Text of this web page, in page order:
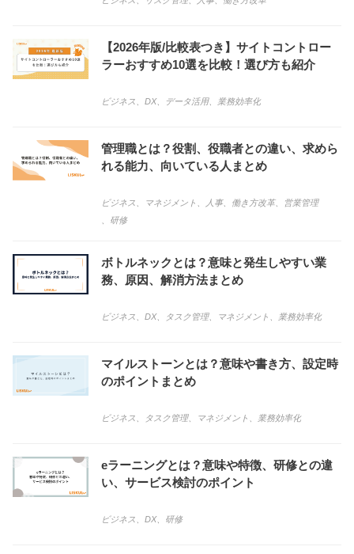
【2026年版/比較表つき】サイトコントロー
ラーおすすめ10選を比較！選び方も紹介
ビジネス DX、 データ活用、 業務効率化
管理職とは？役割、役職者との違い、求めら
れる能力、向いている人まとめ
ビジネス マネジメント 人事、 働き方改革、
営業管理
研修
ボトルネックとは？意味と発生しやすい業
務、原因、解消方法まとめ
ビジネス DX、 タスク管理、 マネジメント 業務効率化
マイルストーンとは？意味や書き方、設定時
のポイントまとめ
ビジネス タスク管理、 マネジメント 業務効率化
eラーニングとは？意味や特徴、研修との違
い、サービス検討のポイント
ビジネス DX、 研修